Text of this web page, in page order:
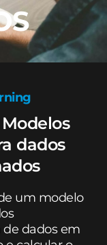
dados
um modelo
dados em